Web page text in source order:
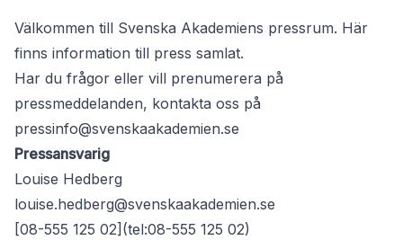
Välkommen till Svenska Akademiens pressrum. Här
finns information till press samlat.
Har du frågor eller vill prenumerera på
pressmeddelanden, kontakta oss på
pressinfo@svenskaakademien.se
Pressansvarig
Louise Hedberg
louise.hedberg@svenskaakademien.se
[08-555 125 02](tel:08-555 125 02)